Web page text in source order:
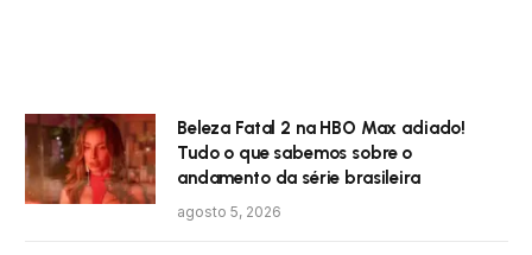
Beleza Fatal 2 na HBO Max adiado!
Tudo o que sabemos sobre o
andamento da série brasileira
agosto 5, 2026